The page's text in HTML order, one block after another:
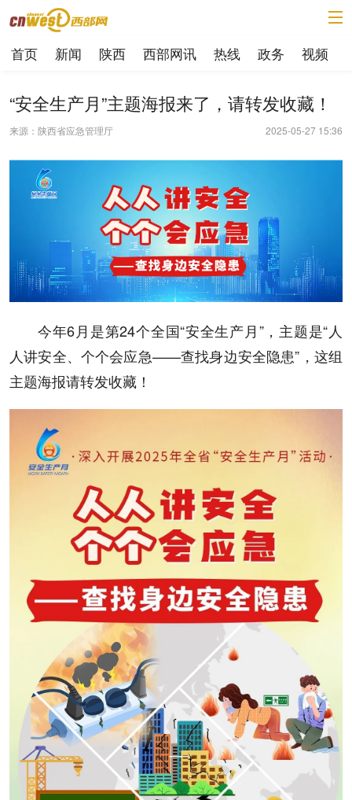
首页 新闻 陕西 西部网讯 热线 政务 视频
“安全生产月”主题海报来了，请转发收藏！
来源：陕西省应急管理厅 2025-05-27 15:36
今年6月是第24个全国“安全生产月”，主题是“人
人讲安全、个个会应急——查找身边安全隐患”，这组
主题海报请转发收藏！